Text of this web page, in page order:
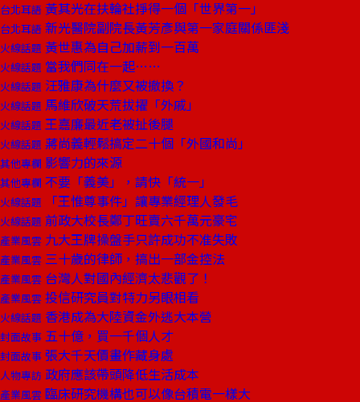
台北耳語 黃其光在扶輪社掙得一個「世界第一」
台北耳語 新光醫院副院長黃芳彥與第一家庭關係匪淺
火線話題 黃世惠為自己加薪到一百萬
火線話題 當我們同在一起……
火線話題 汪雅康為什麼又被撤換？
火線話題 馬維欣破天荒拔擢「外戚」
火線話題 王嘉廉最近老被扯後腿
火線話題 蔣尚義輕鬆搞定二十個「外國和尚」
其他專欄 影響力的來源
其他專欄 不要「義美」，請快「統一」
火線話題 「王惟尊事件」讓專業經理人發毛
火線話題 前政大校長鄭丁旺賣六千萬元豪宅
產業風雲 九大王牌操盤手只許成功不准失敗
產業風雲 三十歲的律師，搞出一部金控法
產業風雲 台灣人對國內經濟太悲觀了！
產業風雲 投信研究員對特力另眼相看
火線話題 香港成為大陸資金外逃大本營
封面故事 五十億，買一千個人才
封面故事 張大千天價畫作藏身處
人物專訪 政府應該帶頭降低生活成本
產業風雲 臨床研究機構也可以像台積電一樣大